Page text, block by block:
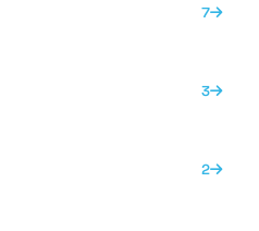
7
3
2